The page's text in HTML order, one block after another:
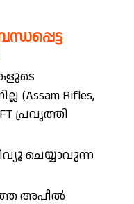
(Assam Rifles,
പ്രവൃത്തി
ചെയ്യാവുന്ന
അപീൽ